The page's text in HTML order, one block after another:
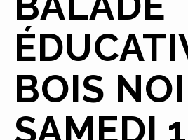
BOIS
SAMEDI